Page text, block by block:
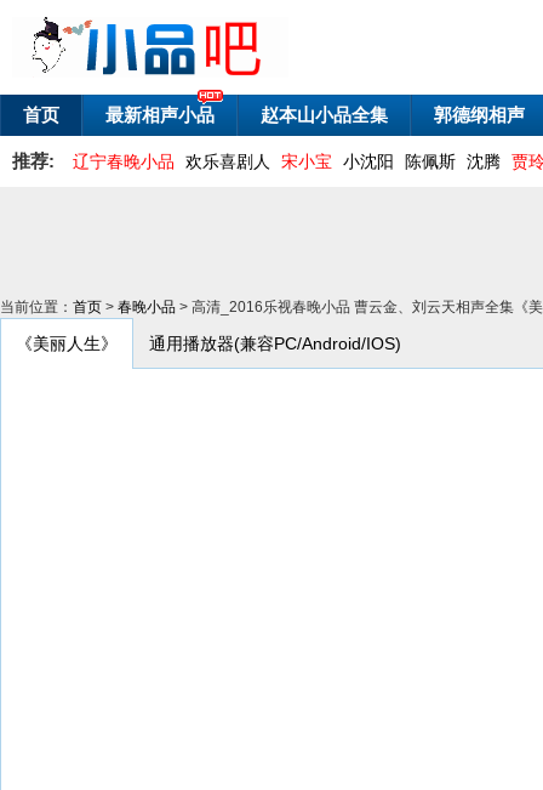
首页 最新相声小品 赵本山小品全集 郭德纲相声
推荐: 辽宁春晚小品 欢乐喜剧人 宋小宝 小沈阳 陈佩斯 沈腾 贾
当前位置： 首页 > 春晚小品 > 高清_2016乐视春晚小品 曹云金、刘云天相声全集《
《美丽人生》 通用播放器(兼容PC/Android/IOS)